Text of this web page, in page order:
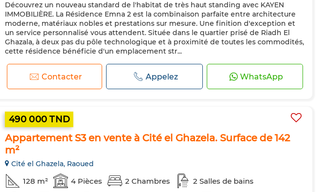
Double vitrage
Porte blindée Cuisine équipée
Découvrez un nouveau standard de l'habitat de très haut standing avec KAYEN
IMMOBILIÈRE. La Résidence Emna 2 est la combinaison parfaite entre architecture
moderne, matériaux nobles et prestations sur mesure. Une finition d'exception et
un service personnalisé vous attendent. Située dans le quartier prisé de Riadh El
Ghazala, à deux pas du pôle technologique et à proximité de toutes les commodités,
cette résidence bénéficie d'un emplacement str...
Contacter Appelez WhatsApp
490 000 TND
Appartement S3 en vente à Cité el Ghazela. Surface de 142
m²
Cité el Ghazela, Raoued
128 m² 4 Pièces 2 Chambres 2 Salles de bains